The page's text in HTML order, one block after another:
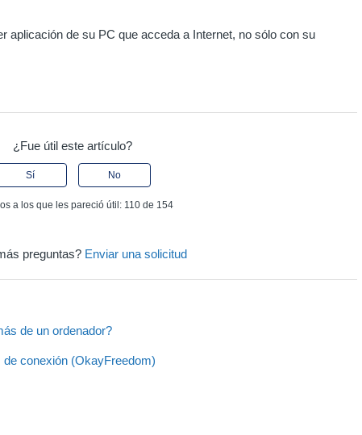
aplicación de su PC que acceda a Internet, no sólo con su
¿Fue útil este artículo?
Sí No
a los que les pareció útil: 110 de 154
preguntas? Enviar una solicitud
de un ordenador?
conexión (OkayFreedom)